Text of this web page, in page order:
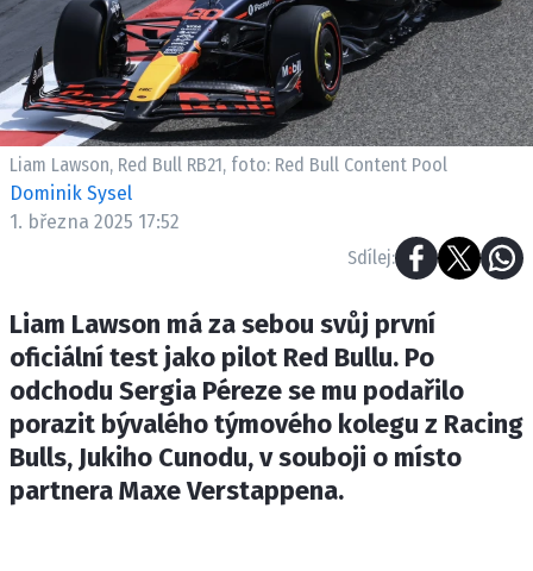
SLEDUJTE NÁS NA
ETICKÝ KODEX
KONTAKT
OSOBNÍ ÚDAJE / COOKIES
Provozovatelem serveru F1NEWS.cz je
INCORP MEDIA GROUP s.r.o., IČ: 118 23 054
Liam Lawson, Red Bull RB21, foto: Red Bull Content Pool
Dominik Sysel
1. března 2025 17:52
Sdílej:
Liam Lawson má za sebou svůj první
oficiální test jako pilot Red Bullu. Po
odchodu Sergia Péreze se mu podařilo
porazit bývalého týmového kolegu z Racing
Bulls, Jukiho Cunodu, v souboji o místo
partnera Maxe Verstappena.